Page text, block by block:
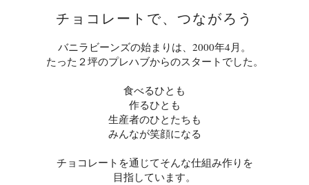
チョコレートで、つながろう
バニラビーンズの始まりは、2000年4月。
たった２坪のプレハブからのスタートでした。
食べるひとも
作るひとも
生産者のひとたちも
みんなが笑顔になる
チョコレートを通じてそんな仕組み作りを
目指しています。